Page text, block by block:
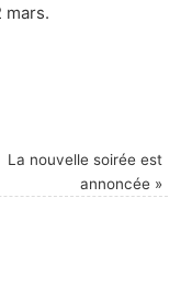
mars.
La nouvelle soirée est
annoncée »